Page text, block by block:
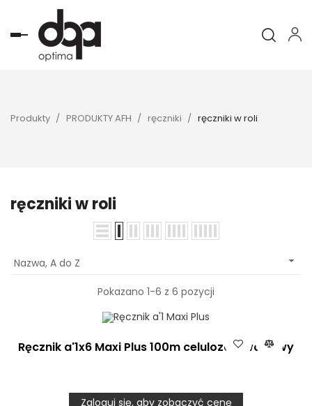
Toggle
navigation
Produkty PRODUKTY AFH ręczniki ręczniki w roli
ręczniki w roli
Nazwa, A do Z 
Pokazano 1-6 z 6 pozycji
Ręcznik a'1x6 Maxi Plus 100m celuloza 2 warstwy
Zaloguj się, aby zobaczyć cenę